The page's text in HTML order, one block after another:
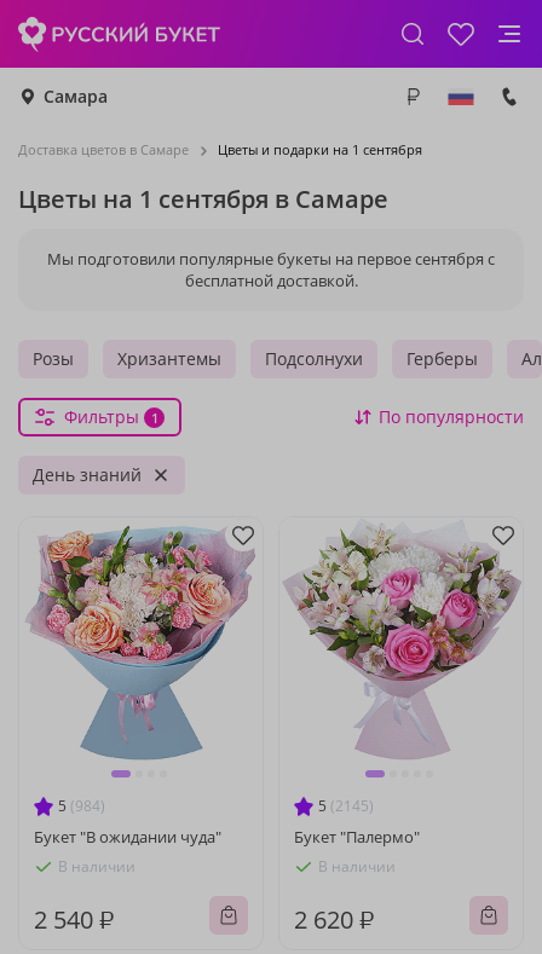
Самара
Доставка цветов в Самаре Цветы и подарки на 1 сентября
Цветы на 1 сентября в Самаре
Мы подготовили популярные букеты на первое сентября с
бесплатной доставкой.
Розы Хризантемы Подсолнухи Герберы
Фильтры 1 По популярности
День знаний
5 (984)
Букет "В ожидании чуда"
В наличии
2 540 ₽
5 (2145)
Букет "Палермо"
В наличии
2 620 ₽